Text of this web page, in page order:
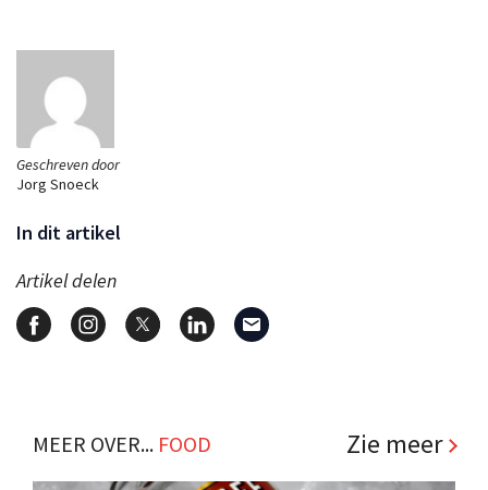
Geschreven door
Jorg Snoeck
In dit artikel
Artikel delen
MEER OVER... FOOD Zie meer